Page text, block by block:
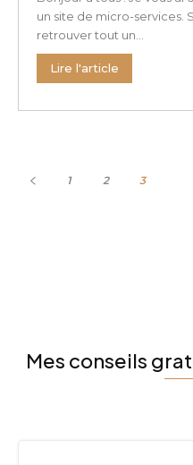
un site de micro-services.
retrouver tout un...
Lire l'article
1 2 3
Mes conseils